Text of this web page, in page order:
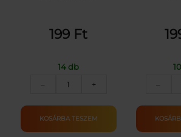
199 Ft
14 db
–
Üdvözlőkártya
Étel_VILÁGOS
mennyiség
+
KOSÁRBA TESZEM
–